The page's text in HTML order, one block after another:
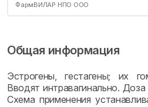
ФармВИЛАР НПО ООО
Общая информация
Эстрогены, гестагены; их
Вводят интравагинально.
Схема применения